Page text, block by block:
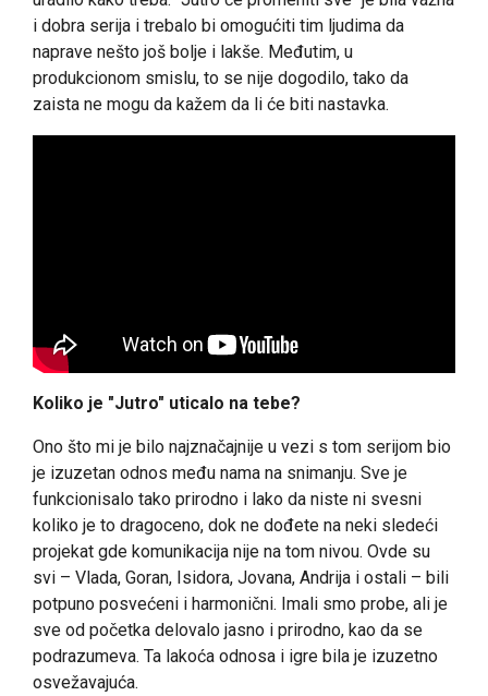
i dobra serija i trebalo bi omogućiti tim ljudima da
naprave nešto još bolje i lakše. Međutim, u
produkcionom smislu, to se nije dogodilo, tako da
zaista ne mogu da kažem da li će biti nastavka.
Koliko je "Jutro" uticalo na tebe?
Ono što mi je bilo najznačajnije u vezi s tom serijom bio
je izuzetan odnos među nama na snimanju. Sve je
funkcionisalo tako prirodno i lako da niste ni svesni
koliko je to dragoceno, dok ne dođete na neki sledeći
projekat gde komunikacija nije na tom nivou. Ovde su
svi – Vlada, Goran, Isidora, Jovana, Andrija i ostali – bili
potpuno posvećeni i harmonični. Imali smo probe, ali je
sve od početka delovalo jasno i prirodno, kao da se
podrazumeva. Ta lakoća odnosa i igre bila je izuzetno
osvežavajuća.